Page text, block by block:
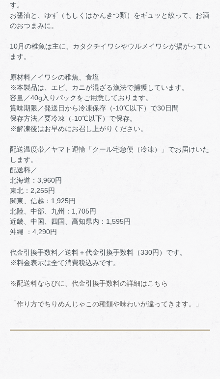
す。
お醤油と、ゆず（もしくはかんきつ類）をギュッと絞って、お酒
のおつまみに。
10月の稚魚は主に、カタクチイワシやウルメイワシが揚がってい
ます。
原材料／イワシの稚魚、食塩
※本製品は、エビ、カニが混ざる漁法で捕獲しています。
容量／40g入りパックをご用意しております。
賞味期限／発送日から冷凍保存（-10℃以下）で30日間
保存方法／要冷凍（-10℃以下）で保存。
※解凍後はお早めにお召し上がりください。
配送温度帯／ヤマト運輸「クール宅急便（冷凍）」でお届けいた
します。
配送料／
北海道：3,960円
東北：2,255円
関東、信越：1,925円
北陸、中部、九州：1,705円
近畿、中国、四国、高知県内：1,595円
沖縄 ：4,290円
代金引換手数料／送料＋代金引換手数料（330円）です。
※料金表示は全て消費税込みです。
※配送料ならびに、代金引換手数料の詳細はこちら
「作り方でちりめんじゃこの種類や味わいが違ってきます。」